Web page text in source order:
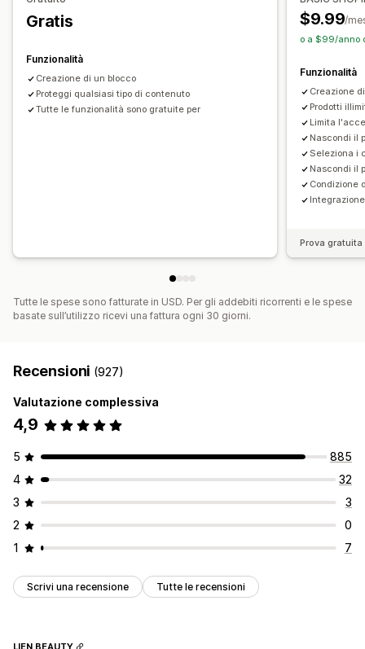
Regole personalizzate
Gratis
Funzionalità
Creazione di un blocco
Proteggi qualsiasi tipo di contenuto
Tutte le funzionalità sono gratuite per
$9.99/
o a $99/anno
Funzionalità
Creazione
Prodotti
Limita
Nascondi il
Seleziona i
Nascondi il
Condizione
Prova gratuita
Tutte le spese sono fatturate in USD. Per gli addebiti ricorrenti e le spese
basate sull’utilizzo ricevi una fattura ogni 30 giorni.
Recensioni (927)
Valutazione complessiva
4,9
5
885
4
32
3
3
2
0
1
7
Scrivi una recensione Tutte le recensioni
LIEN BEAUTY